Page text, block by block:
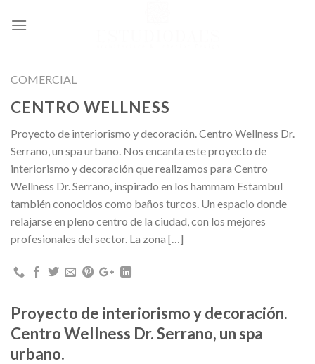
COMERCIAL
CENTRO WELLNESS
Proyecto de interiorismo y decoración. Centro Wellness Dr.
Serrano, un spa urbano. Nos encanta este proyecto de
interiorismo y decoración que realizamos para Centro
Wellness Dr. Serrano, inspirado en los hammam Estambul
también conocidos como baños turcos. Un espacio donde
relajarse en pleno centro de la ciudad, con los mejores
profesionales del sector. La zona […]
Proyecto de interiorismo y decoración.
Centro Wellness Dr. Serrano, un spa
urbano.